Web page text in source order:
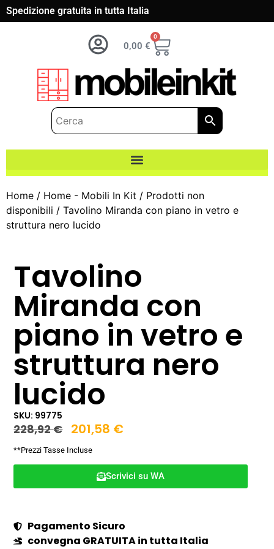
Spedizione gratuita in tutta Italia
0,00 €
0
Home / Home - Mobili In Kit / Prodotti non
disponibili / Tavolino Miranda con piano in vetro e
struttura nero lucido
Tavolino
Miranda con
piano in vetro e
struttura nero
lucido
SKU: 99775
228,92€ 201,58 €
**Prezzi Tasse Incluse
Scrivici su WA
Pagamento Sicuro
convegna GRATUITA in tutta Italia